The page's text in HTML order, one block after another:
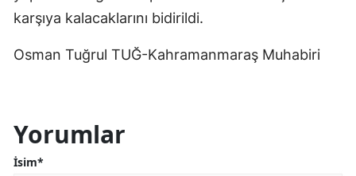
karşıya kalacaklarını bidirildi.
Osman Tuğrul TUĞ-Kahramanmaraş Muhabiri
Yorumlar
İsim*